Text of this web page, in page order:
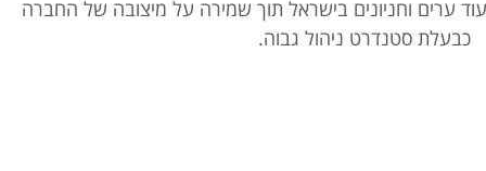
ערים וחניונים בישראל תוך שמירה על מיצובה של החברה
כבעלת סטנדרט ניהול גבוה.